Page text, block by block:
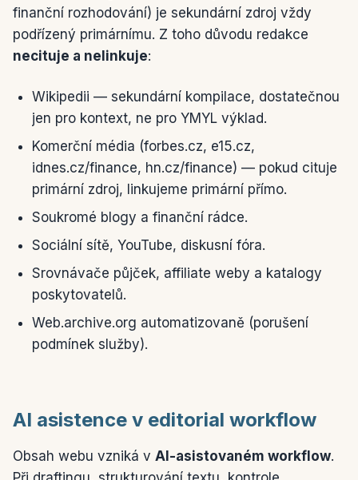
finanční rozhodování) je sekundární zdroj vždy
podřízený primárnímu. Z toho důvodu redakce
necituje a nelinkuje:
Wikipedii — sekundární kompilace, dostatečnou
jen pro kontext, ne pro YMYL výklad.
Komerční média (forbes.cz, e15.cz,
idnes.cz/finance, hn.cz/finance) — pokud cituje
primární zdroj, linkujeme primární přímo.
Soukromé blogy a finanční rádce.
Sociální sítě, YouTube, diskusní fóra.
Srovnávače půjček, affiliate weby a katalogy
poskytovatelů.
Web.archive.org automatizovaně (porušení
podmínek služby).
AI asistence v editorial workflow
Obsah webu vzniká v AI-asistovaném workflow.